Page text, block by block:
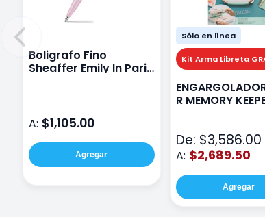
Boligrafo Fino
Sheaffer Emily In Paris
A: $1,105.00
Agregar
Sólo en línea
Kit Arma Libreta
R MEMORY
De: $3,586.00
A: $2,689.50
Agregar